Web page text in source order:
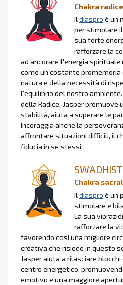
Chakra radice
Il diaspro è un
per stimolare il
sua forte
rafforzare la
ad ancorare l'energia spirituale
come un costante
natura e della necessità di
l'equilibrio del nostro ambiente.
della Radice, Jasper promuove
stabilità, aiuta a superare le
Incoraggia anche la
affrontare situazioni difficili, il
fiducia in se stessi.
Chakra
Il diaspro è un
stimolare e
La sua
rafforzare la
favorendo così una migliore
creativa che risiede in questo
Jasper aiuta a rilasciare
centro energetico,
emotivo e una maggiore